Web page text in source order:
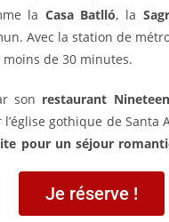
la Casa Batlló, la
Avec la station de
moins de 30 minutes.
son restaurant Nineteen
gothique de Santa
pour un séjour
Je réserve !